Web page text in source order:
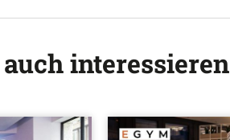
interessieren